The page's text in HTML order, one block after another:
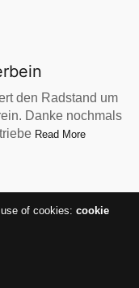
den Radstand um
Danke nochmals
Read More
of cookies: cookie